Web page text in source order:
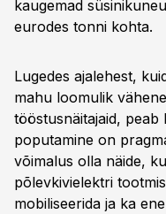
kaugemad
eurodes tonni kohta.
Lugedes ajalehest,
mahu loomulik
tööstusnäitajaid,
poputamine on
võimalus olla näide,
põlevkivielektri
mobiliseerida ja ka